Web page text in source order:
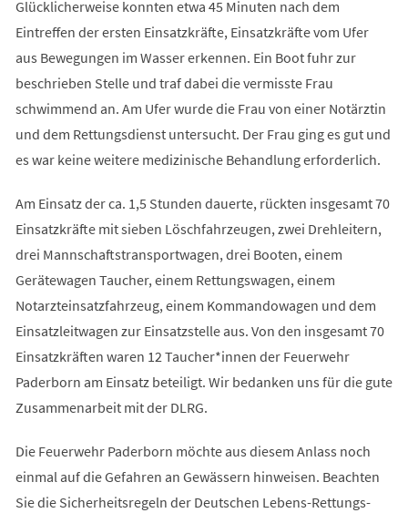
Glücklicherweise konnten etwa 45 Minuten nach dem
Eintreffen der ersten Einsatzkräfte, Einsatzkräfte vom Ufer
aus Bewegungen im Wasser erkennen. Ein Boot fuhr zur
beschrieben Stelle und traf dabei die vermisste Frau
schwimmend an. Am Ufer wurde die Frau von einer Notärztin
und dem Rettungsdienst untersucht. Der Frau ging es gut und
es war keine weitere medizinische Behandlung erforderlich.
Am Einsatz der ca. 1,5 Stunden dauerte, rückten insgesamt 70
Einsatzkräfte mit sieben Löschfahrzeugen, zwei Drehleitern,
drei Mannschaftstransportwagen, drei Booten, einem
Gerätewagen Taucher, einem Rettungswagen, einem
Notarzteinsatzfahrzeug, einem Kommandowagen und dem
Einsatzleitwagen zur Einsatzstelle aus. Von den insgesamt 70
Einsatzkräften waren 12 Taucher*innen der Feuerwehr
Paderborn am Einsatz beteiligt. Wir bedanken uns für die gute
Zusammenarbeit mit der DLRG.
Die Feuerwehr Paderborn möchte aus diesem Anlass noch
einmal auf die Gefahren an Gewässern hinweisen. Beachten
Sie die Sicherheitsregeln der Deutschen Lebens-Rettungs-